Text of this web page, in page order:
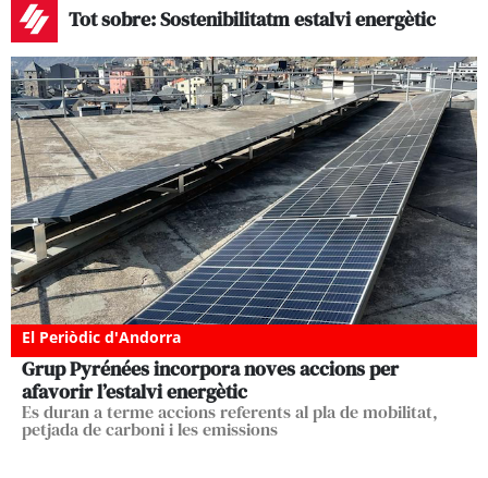
Tot sobre: Sostenibilitatm estalvi energètic
El Periòdic d'Andorra
Grup Pyrénées incorpora noves accions per
afavorir l’estalvi energètic
Es duran a terme accions referents al pla de mobilitat,
petjada de carboni i les emissions